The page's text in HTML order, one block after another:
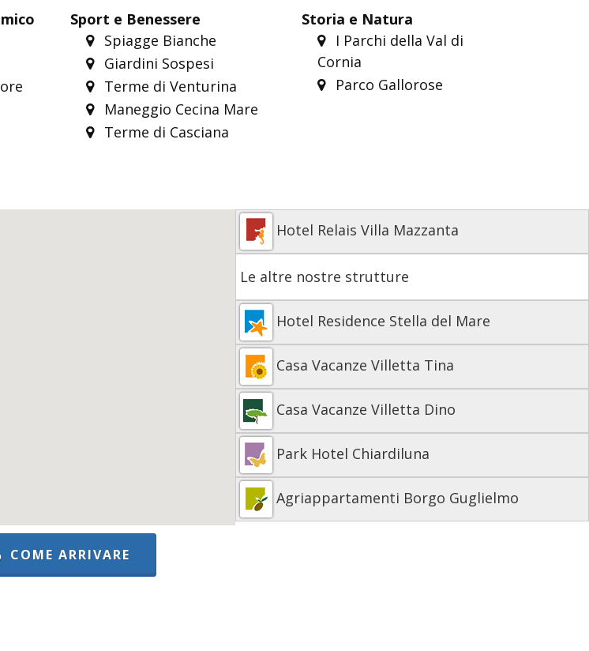
Sport e Benessere
Spiagge Bianche
Giardini Sospesi
Terme di Venturina
Maneggio Cecina Mare
Terme di Casciana
Storia e Natura
I Parchi della Val di
Cornia
Parco Gallorose
Hotel Relais Villa Mazzanta
Le altre nostre strutture
Hotel Residence Stella del Mare
Casa Vacanze Villetta Tina
Casa Vacanze Villetta Dino
Park Hotel Chiardiluna
Agriappartamenti Borgo Guglielmo
COME ARRIVARE